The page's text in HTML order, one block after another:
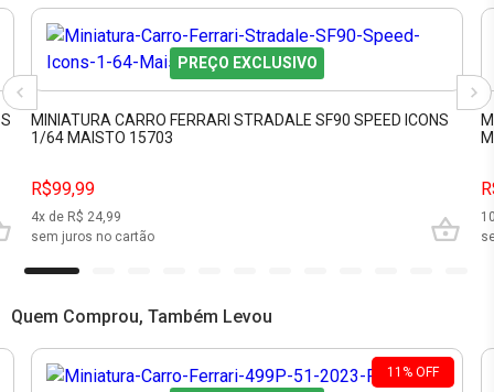
PREÇO EXCLUSIVO
MINIATURA CARRO FERRARI STRADALE SF90 SPEED ICONS
1/64 MAISTO 15703
R$99,99
4x de R$ 24,99
sem juros no cartão
Quem Comprou, Também Levou
11 % OFF